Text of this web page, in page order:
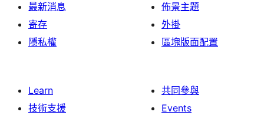
最新消息
寄存
隱私權
佈景主題
外掛
區塊版面配置
Learn
技術支援
共同參與
Events